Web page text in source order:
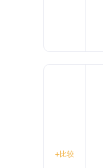
+比较